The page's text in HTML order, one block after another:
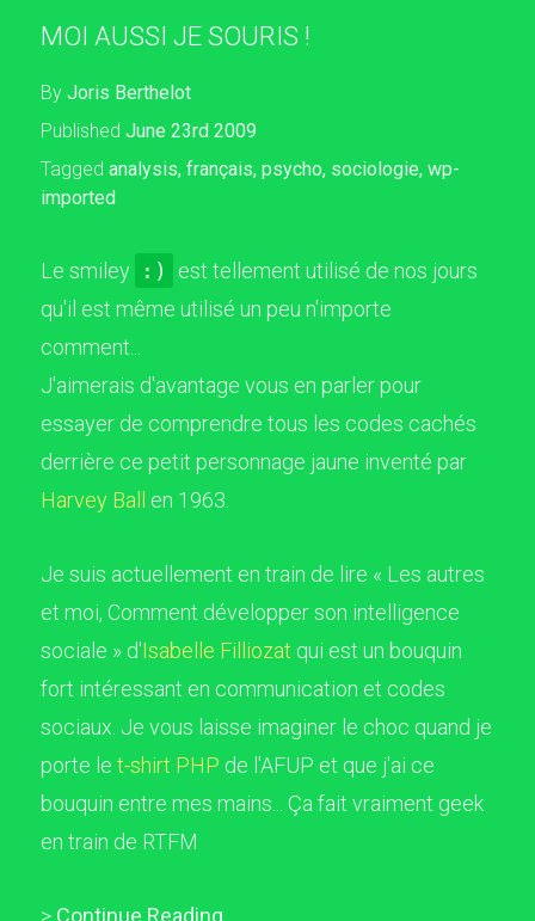
MOI AUSSI JE SOURIS !
By Joris Berthelot
Published June 23rd 2009
Tagged analysis, français, psycho, sociologie, wp-
imported
Le smiley :)
est tellement utilisé de nos jours
qu'il est même utilisé un peu n'importe
comment...
J'aimerais d'avantage vous en parler pour
essayer de comprendre tous les codes cachés
derrière ce petit personnage jaune inventé par
Harvey Ball
en 1963.
Je suis actuellement en train de lire « Les autres
et moi, Comment développer son intelligence
sociale » d'Isabelle Filliozat qui est un bouquin
fort intéressant en communication et codes
sociaux. Je vous laisse imaginer le choc quand je
porte le t-shirt PHP de l'AFUP et que j'ai ce
bouquin entre mes mains... Ça fait vraiment geek
en train de RTFM
> Continue Reading